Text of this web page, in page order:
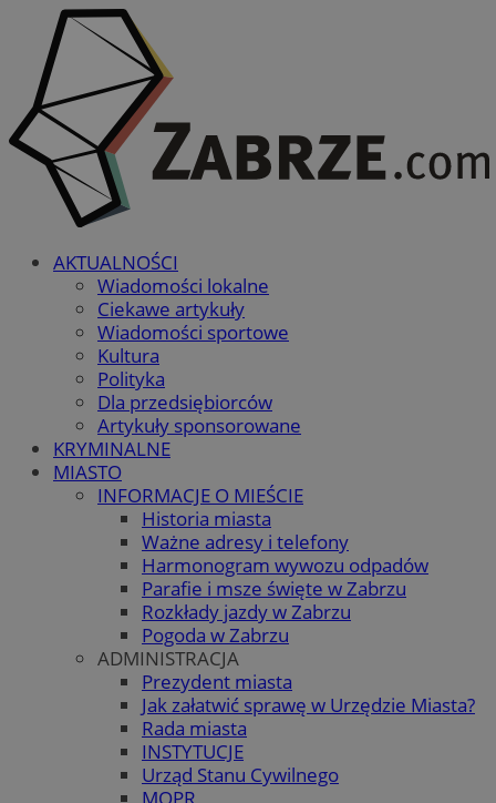
AKTUALNOŚCI
Wiadomości lokalne
Ciekawe artykuły
Wiadomości sportowe
Kultura
Polityka
Dla przedsiębiorców
Artykuły sponsorowane
KRYMINALNE
MIASTO
INFORMACJE O MIEŚCIE
Historia miasta
Ważne adresy i telefony
Harmonogram wywozu odpadów
Parafie i msze święte w Zabrzu
Rozkłady jazdy w Zabrzu
Pogoda w Zabrzu
ADMINISTRACJA
Prezydent miasta
Jak załatwić sprawę w Urzędzie Miasta?
Rada miasta
INSTYTUCJE
Urząd Stanu Cywilnego